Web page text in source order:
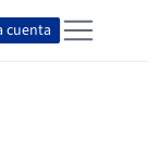
cuenta